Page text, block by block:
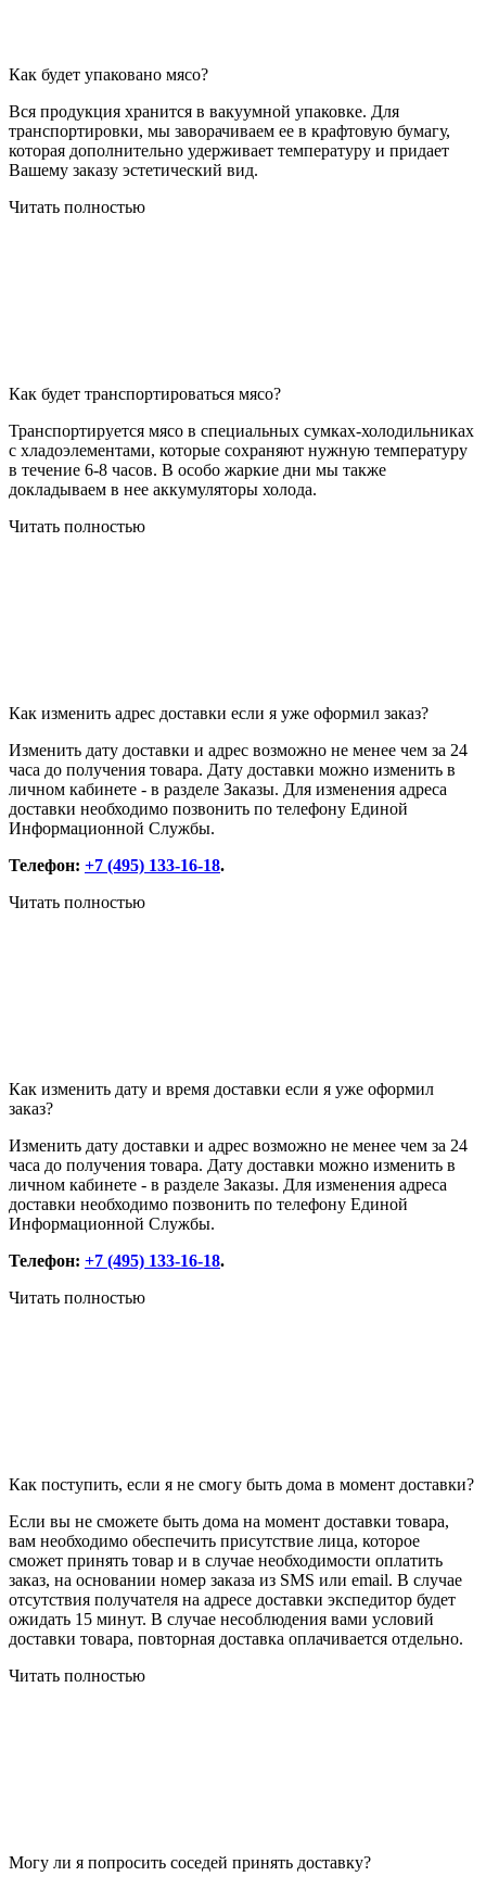
Как будет упаковано мясо?
Вся продукция хранится в вакуумной упаковке. Для
транспортировки, мы заворачиваем ее в крафтовую бумагу,
которая дополнительно удерживает температуру и придает
Вашему заказу эстетический вид.
Читать полностью
Как будет транспортироваться мясо?
Транспортируется мясо в специальных сумках-холодильниках
с хладоэлементами, которые сохраняют нужную температуру
в течение 6-8 часов. В особо жаркие дни мы также
докладываем в нее аккумуляторы холода.
Читать полностью
Как изменить адрес доставки если я уже оформил заказ?
Изменить дату доставки и адрес возможно не менее чем за 24
часа до получения товара. Дату доставки можно изменить в
личном кабинете - в разделе Заказы. Для изменения адреса
доставки необходимо позвонить по телефону Единой
Информационной Службы.
Телефон: +7 (495) 133-16-18.
Читать полностью
Как изменить дату и время доставки если я уже оформил
заказ?
Изменить дату доставки и адрес возможно не менее чем за 24
часа до получения товара. Дату доставки можно изменить в
личном кабинете - в разделе Заказы. Для изменения адреса
доставки необходимо позвонить по телефону Единой
Информационной Службы.
Телефон: +7 (495) 133-16-18.
Читать полностью
Как поступить, если я не смогу быть дома в момент доставки?
Если вы не сможете быть дома на момент доставки товара,
вам необходимо обеспечить присутствие лица, которое
сможет принять товар и в случае необходимости оплатить
заказ, на основании номер заказа из SMS или email. В случае
отсутствия получателя на адресе доставки экспедитор будет
ожидать 15 минут. В случае несоблюдения вами условий
доставки товара, повторная доставка оплачивается отдельно.
Читать полностью
Могу ли я попросить соседей принять доставку?